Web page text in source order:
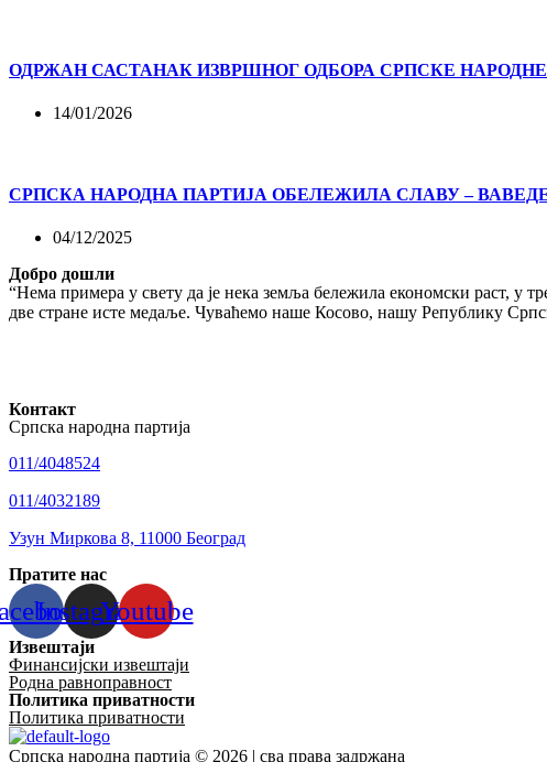
ОДРЖАН САСТАНАК ИЗВРШНОГ ОДБОРА СРПСКЕ НАРОДНЕ
14/01/2026
СРПСКА НАРОДНА ПАРТИЈА ОБЕЛЕЖИЛА СЛАВУ –
04/12/2025
Добро дошли
“Нема примера у свету да је нека земља бележила економски раст, у
две стране исте медаље. Чуваћемо наше Косово, нашу Републику
Контакт
Српска народна партија
011/4048524
011/4032189
Узун Миркова 8, 11000 Београд
Пратите нас
InstagramYoutube
Извештаји
Финансијски извештаји
Родна равноправност
Политика приватности
Политика приватности
Српска народна партија © 2026 | сва права задржана